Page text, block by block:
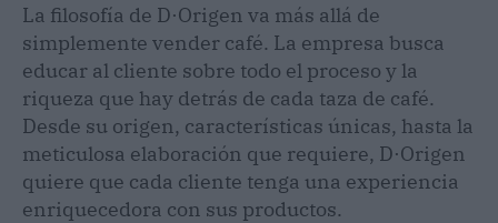
La filosofía de D·Origen va más allá de
simplemente vender café. La empresa busca
educar al cliente sobre todo el proceso y la
riqueza que hay detrás de cada taza de café.
Desde su origen, características únicas, hasta la
meticulosa elaboración que requiere, D·Origen
quiere que cada cliente tenga una experiencia
enriquecedora con sus productos.